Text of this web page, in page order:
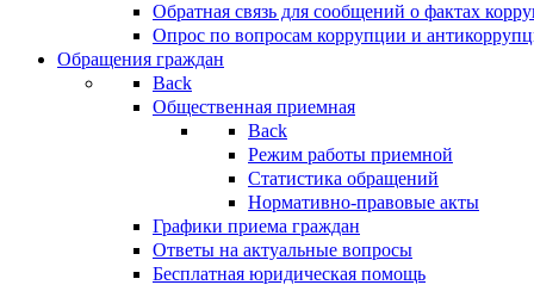
Обратная связь для сообщений о фактах
Опрос по вопросам коррупции и
Обращения граждан
Back
Общественная приемная
Back
Режим работы приемной
Статистика обращений
Нормативно-правовые акты
Графики приема граждан
Ответы на актуальные вопросы
Бесплатная юридическая помощь